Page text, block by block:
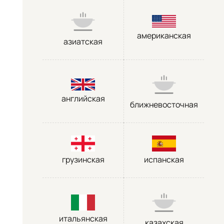
азиатская
американская
английская
ближневосточная
грузинская испанская
итальянская